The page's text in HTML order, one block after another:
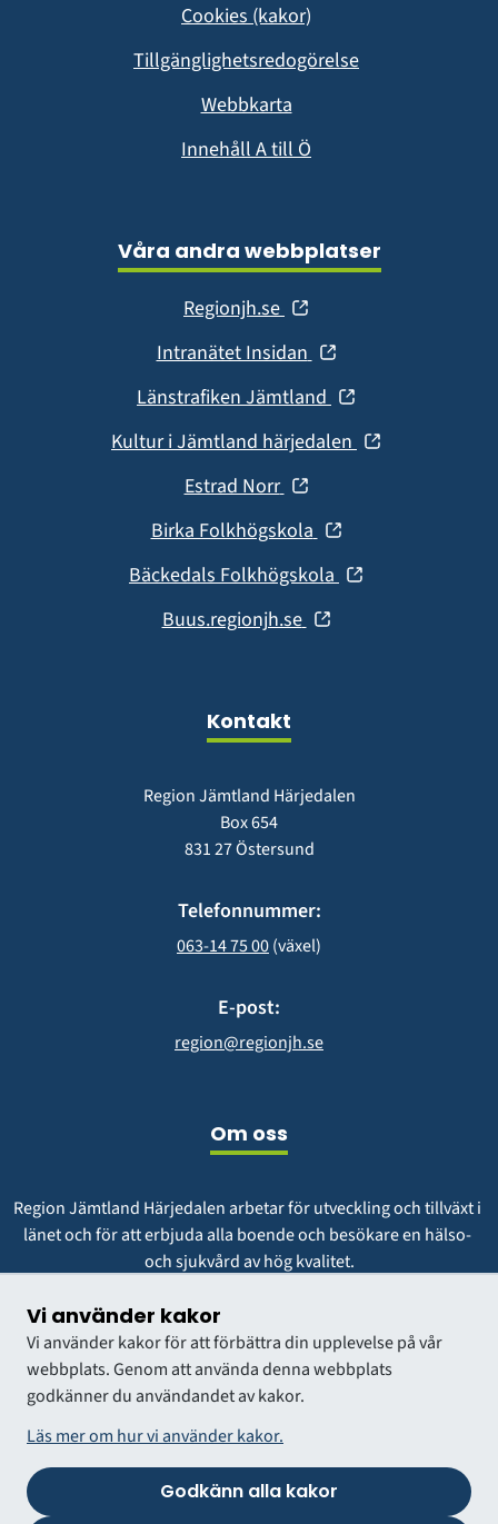
Vi använder kakor
Vi använder kakor för att förbättra din upplevelse på vår
webbplats. Genom att använda denna webbplats
godkänner du användandet av kakor.
Läs mer om hur vi använder kakor.
Godkänn alla kakor
Cookies (kakor)
Tillgänglighetsredogörelse
Webbkarta
Innehåll A till Ö
Våra andra webbplatser
Regionjh.se (öppnas
nytt
fönster)
Intranätet Insidan (öppnas
nytt
fönster)
Länstrafiken Jämtland (öppnas
nytt
Kultur i Jämtland härjedalen (öppnas
Estrad Norr (öppnas
nytt
fönster)
Birka Folkhögskola (öppnas
nytt
fönster)
Bäckedals Folkhögskola (öppnas
Buus.regionjh.se (öppnas
Kontakt
Region Jämtland Härjedalen
Box 654
831 27 Östersund
Telefonnummer:
063-14 75 00 (växel)
E-post:
region@regionjh.se
Om oss
Region Jämtland Härjedalen arbetar för utveckling och tillväxt i
länet och för att erbjuda alla boende och besökare en hälso-
och sjukvård av hög kvalitet.
Vår vision är att vara en region att längta till och växa i.
VÅRDGIVARWEBB